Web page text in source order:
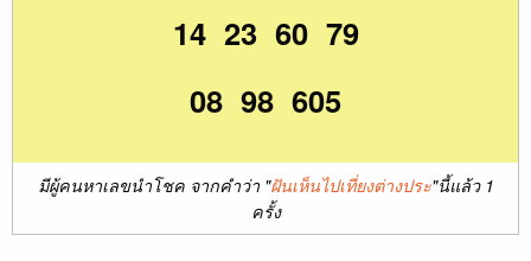
14 23 60 79
08 98 605
มีผู้คนหาเลขนำโชค จากคำว่า "ฝันเห็นไปเที่ยงต่างประ"นี้แล้ว 1
ครั้ง